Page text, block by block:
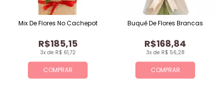
COMPRAR
3x de R$ 61,72
R$185,15
Mix De Flores No Cachepot
COMPRAR
3x de R$ 56,28
R$168,84
Buquê De Flores Brancas